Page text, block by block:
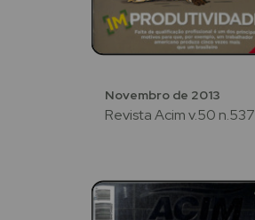
Novembro de 2013
Revista Acim v.50 n.537